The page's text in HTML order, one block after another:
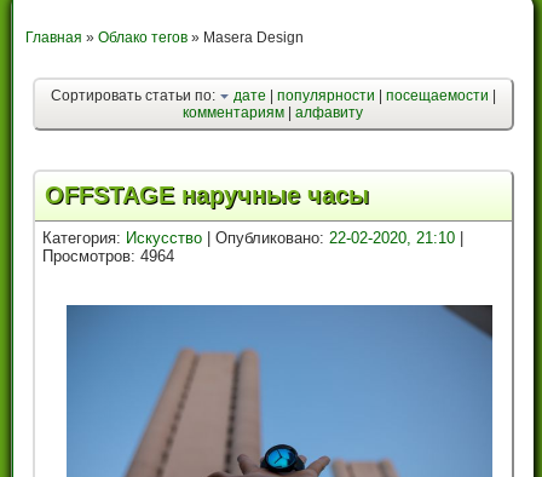
Главная » Облако тегов» Masera Design
Сортировать статьи по: дате| популярности посещаемости
комментариям |алфавиту
OFFSTAGE наручные часы
Категория: Искусство | Опубликовано:22-02-2020, 21:10
Просмотров: 4964